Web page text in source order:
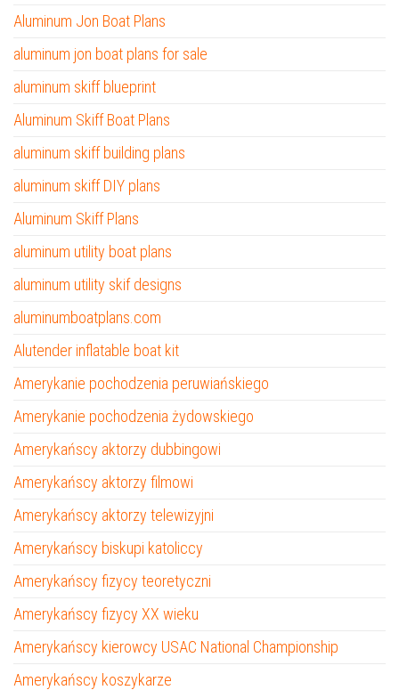
Aluminum Jon Boat Plans
aluminum jon boat plans for sale
aluminum skiff blueprint
Aluminum Skiff Boat Plans
aluminum skiff building plans
aluminum skiff DIY plans
Aluminum Skiff Plans
aluminum utility boat plans
aluminum utility skif designs
aluminumboatplans.com
Alutender inflatable boat kit
Amerykanie pochodzenia peruwiańskiego
Amerykanie pochodzenia żydowskiego
Amerykańscy aktorzy dubbingowi
Amerykańscy aktorzy filmowi
Amerykańscy aktorzy telewizyjni
Amerykańscy biskupi katoliccy
Amerykańscy fizycy teoretyczni
Amerykańscy fizycy XX wieku
Amerykańscy kierowcy USAC National Championship
Amerykańscy koszykarze